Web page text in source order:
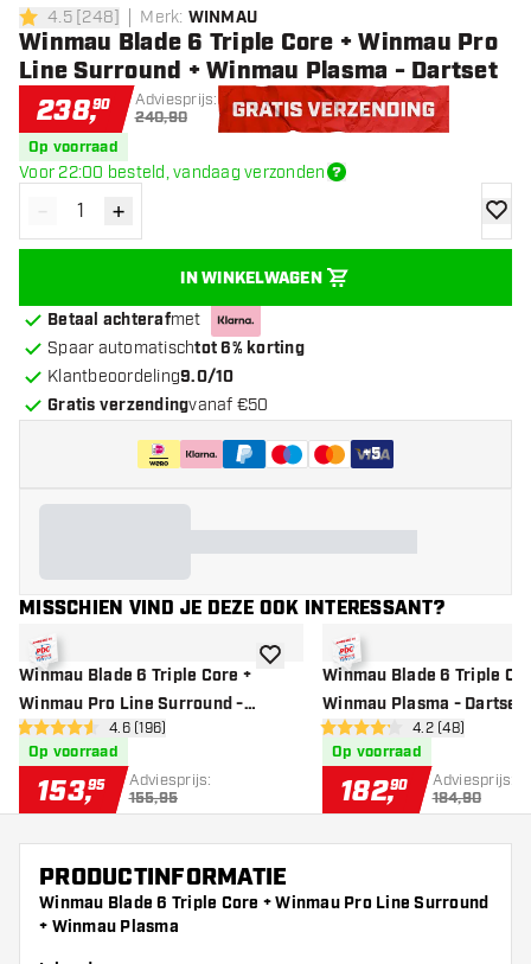
4.5 score sterren
4.5[248] Merk: WINMAU
Winmau Blade 6 Triple Core + Winmau Pro
Line Surround + Winmau Plasma - Dartset
238,90 Adviesprijs:
240,90
Op voorraad
Voor 22:00 besteld, vandaag verzonden
Verminder hoeveelheid
- Verhoog hoeveelheid
+
IN WINKELWAGEN
Betaal achterafmet
Spaar automatischtot 6% korting
Klantbeoordeling9.0/10
Gratis verzendingvanaf €50
+5
MISSCHIEN VIND JE DEZE OOK INTERESSANT?
Winmau Blade 6 Triple Core +
Winmau Pro Line Surround -
Dartset
open reviews drawer
4.6 score sterren4.6 (196)
Op voorraad
153,95 Adviesprijs:
155,95
toevoegen aan verlanglijst
Winmau Blade 6 Triple
Winmau Plasma - Dartset
open reviews
4.2 score sterren4.2 (48)
Op voorraad
182,90 Adviesprijs:
184,90
PRODUCTINFORMATIE
Winmau Blade 6 Triple Core + Winmau Pro Line Surround
+ Winmau Plasma